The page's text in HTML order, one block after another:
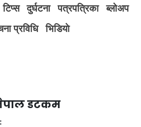
टिप्स दुर्घटना पत्रपत्रिका
ब्लोअप
प्रविधि भिडियाे
डटकम